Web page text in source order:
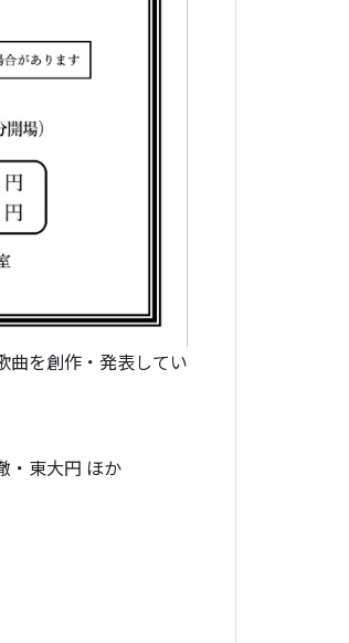
曲を創作・発表してい
・東大円 ほか